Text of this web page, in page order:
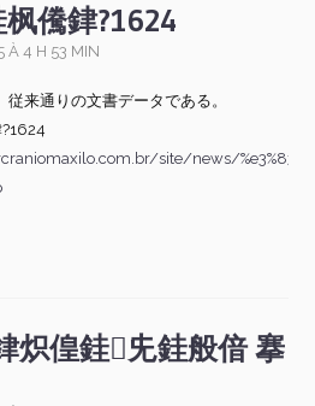
儯銉?1624
À 4 H 53 MIN
従来通りの文書データである。
site/news/
炽偟銈兂銈般偣 搴